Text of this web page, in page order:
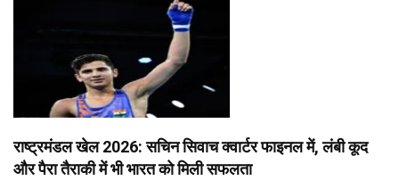
राष्ट्रमंडल खेल 2026: सचिन सिवाच क्वार्टर फाइनल में, लंबी कूद
और पैरा तैराकी में भी भारत को मिली सफलता